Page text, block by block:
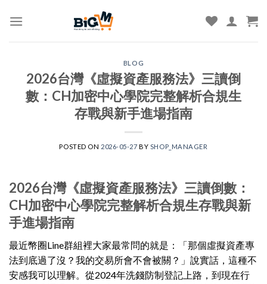
BLOG
2026台灣《虛擬資產服務法》三讀倒
數：CH加密中心學院完整解析合規生
存戰與新手進場指南
POSTED ON 2026-05-27 BY SHOP_MANAGER
2026台灣《虛擬資產服務法》三讀倒數：
CH加密中心學院完整解析合規生存戰與新
手進場指南
最近幣圈Line群組裡大家最常問的就是：「那個虛擬資產專
法到底過了沒？我的交易所會不會被關？」說實話，這種不
安感我可以理解。從2024年洗錢防制登記上路，到現在行